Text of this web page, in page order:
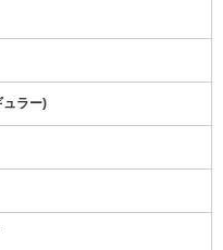
ュラー)